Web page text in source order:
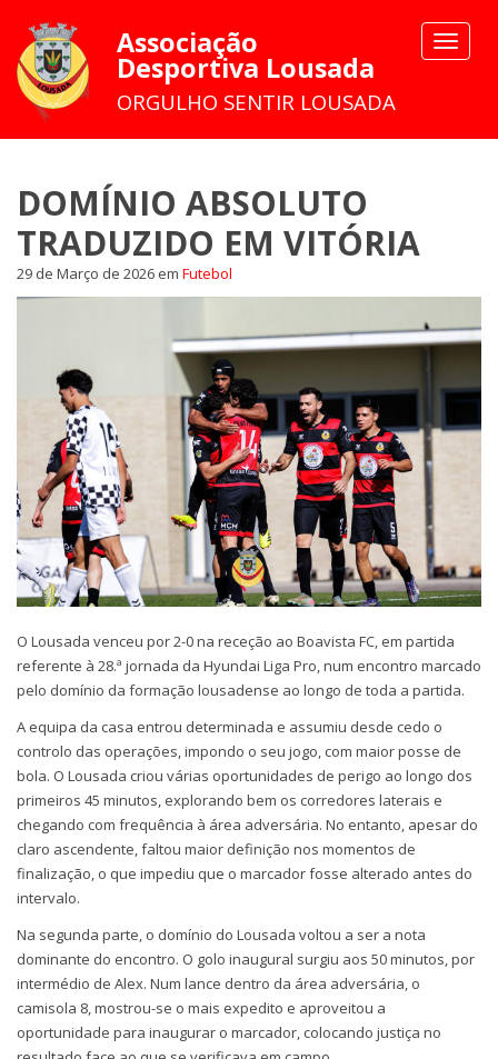
Toggle
Associação
Desportiva Lousada
ORGULHO SENTIR LOUSADA
DOMÍNIO ABSOLUTO
TRADUZIDO EM VITÓRIA
29 de Março de 2026 em Futebol
O Lousada venceu por 2-0 na receção ao Boavista FC, em partida
referente à 28.ª jornada da Hyundai Liga Pro, num encontro marcado
pelo domínio da formação lousadense ao longo de toda a partida.
A equipa da casa entrou determinada e assumiu desde cedo o
controlo das operações, impondo o seu jogo, com maior posse de
bola. O Lousada criou várias oportunidades de perigo ao longo dos
primeiros 45 minutos, explorando bem os corredores laterais e
chegando com frequência à área adversária. No entanto, apesar do
claro ascendente, faltou maior definição nos momentos de
finalização, o que impediu que o marcador fosse alterado antes do
intervalo.
Na segunda parte, o domínio do Lousada voltou a ser a nota
dominante do encontro. O golo inaugural surgiu aos 50 minutos, por
intermédio de Alex. Num lance dentro da área adversária, o
camisola 8, mostrou-se o mais expedito e aproveitou a
oportunidade para inaugurar o marcador, colocando justiça no